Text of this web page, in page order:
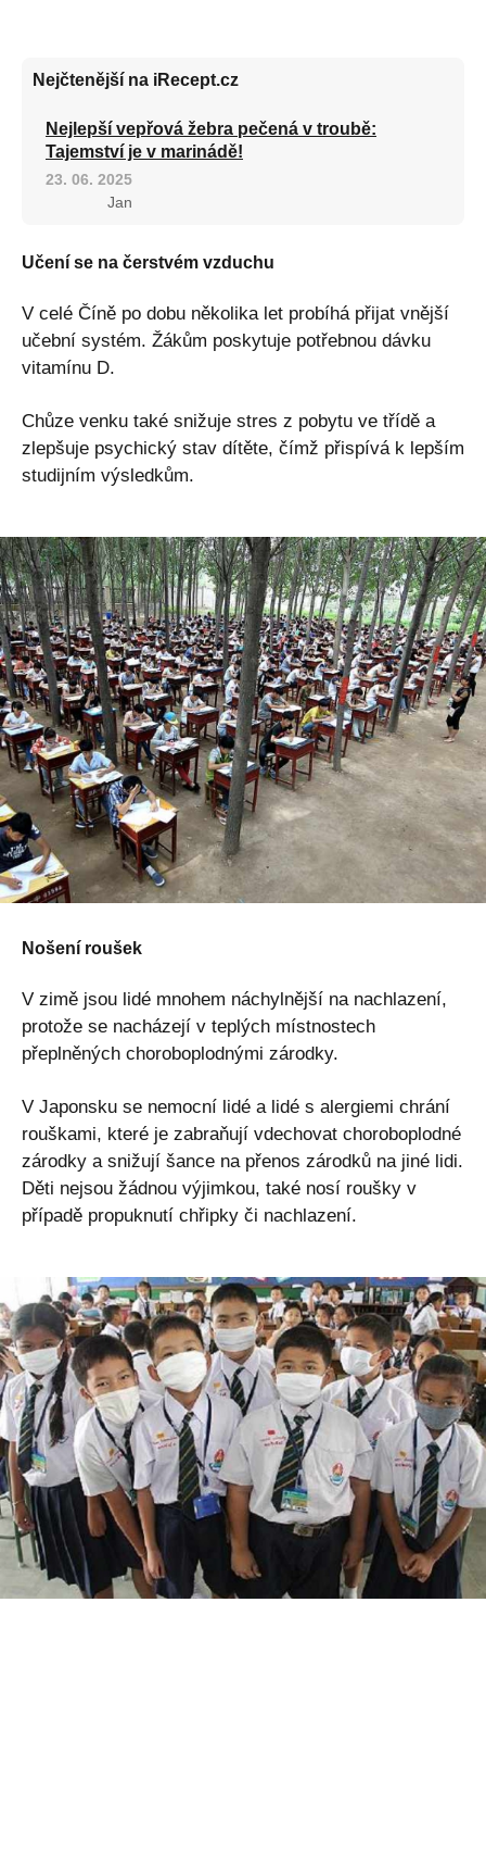
Nejčtenější na iRecept.cz
Nejlepší vepřová žebra pečená v troubě:
Tajemství je v marinádě!
23. 06. 2025
Jan
Učení se na čerstvém vzduchu
V celé Číně po dobu několika let probíhá přijat vnější
učební systém. Žákům poskytuje potřebnou dávku
vitamínu D.
Chůze venku také snižuje stres z pobytu ve třídě a
zlepšuje psychický stav dítěte, čímž přispívá k lepším
studijním výsledkům.
Nošení roušek
V zimě jsou lidé mnohem náchylnější na nachlazení,
protože se nacházejí v teplých místnostech
přeplněných choroboplodnými zárodky.
V Japonsku se nemocní lidé a lidé s alergiemi chrání
rouškami, které je zabraňují vdechovat choroboplodné
zárodky a snižují šance na přenos zárodků na jiné lidi.
Děti nejsou žádnou výjimkou, také nosí roušky v
případě propuknutí chřipky či nachlazení.